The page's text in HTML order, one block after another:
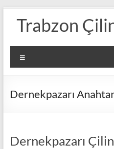
content
Trabzon
Dernekpazarı
Dernekpazarı